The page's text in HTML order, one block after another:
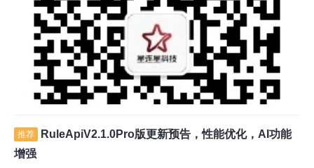
推荐
RuleApiV2.1.0Pro版更新预告，性能优化，AI功能
增强